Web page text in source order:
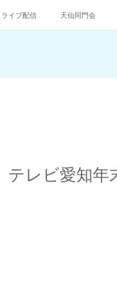
ライブ配信 天仙同門会
テレビ愛知年